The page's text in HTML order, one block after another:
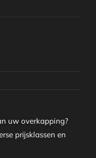
uw overkapping?
prijsklassen en